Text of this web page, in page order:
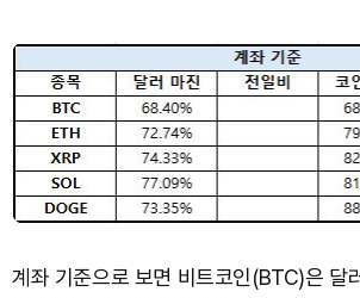
계좌 기준으로 보면 비트코인(BTC)은